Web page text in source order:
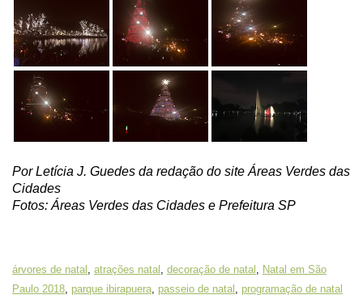
Por Letícia J. Guedes da redação do site Áreas Verdes das
Cidades
Fotos: Áreas Verdes das Cidades e Prefeitura SP
árvores de natal atrações natal decoração de natal
Natal em São
Paulo 2018 parque ibirapuera passeio de natal
programação de natal